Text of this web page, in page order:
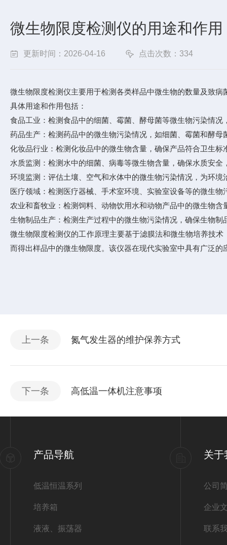
微生物限度检测仪的用途和作用
更新时间：2026-04-16 点击次数：334
微生物限度检测仪主要用于检测各类样品中微生物的数量及致
具体用途和作用包括：
食品工业：检测食品中的细菌、霉菌、酵母菌等微生物污染情
药品生产：检测药品中的微生物污染情况，如细菌、霉菌和酵
化妆品行业：检测化妆品中的微生物含量，确保产品符合卫生
水质监测：检测水中的细菌、病毒等微生物含量，确保水质安
环境监测：评估土壤、空气和水体中的微生物污染情况，为环境
医疗领域：检测医疗器械、手术室环境、实验室设备等的微生
农业和畜牧业：检测饲料、动物饮用水和动物产品中的微生物
生物制品生产：检测生产过程中的微生物污染情况，确保生物
微生物限度检测仪的工作原理主要基于滤膜法和微生物培养技
而得出样品中的微生物限度。该仪器在现代实验室中具有广泛
上一条 氮气发生器的维护保养方式
下一条 高低温一体机注意事项
产品导航
低温恒温系列
培养箱
液液、振荡器
关于
公司
企业
联系